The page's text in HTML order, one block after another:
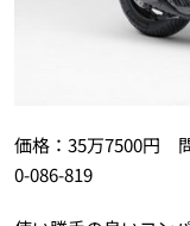
価格：35万7500円
0-086-819